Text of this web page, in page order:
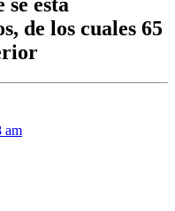
de los cuales 65
am